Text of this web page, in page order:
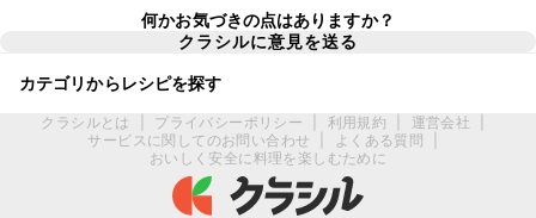
何かお気づきの点はありますか？
クラシルに意見を送る
カテゴリからレシピを探す
クラシルとは プライバシーポリシー 利用規約 運営会社
サービスに関してのお問い合わせ
よくある質問
おいしく安全に料理を楽しむために